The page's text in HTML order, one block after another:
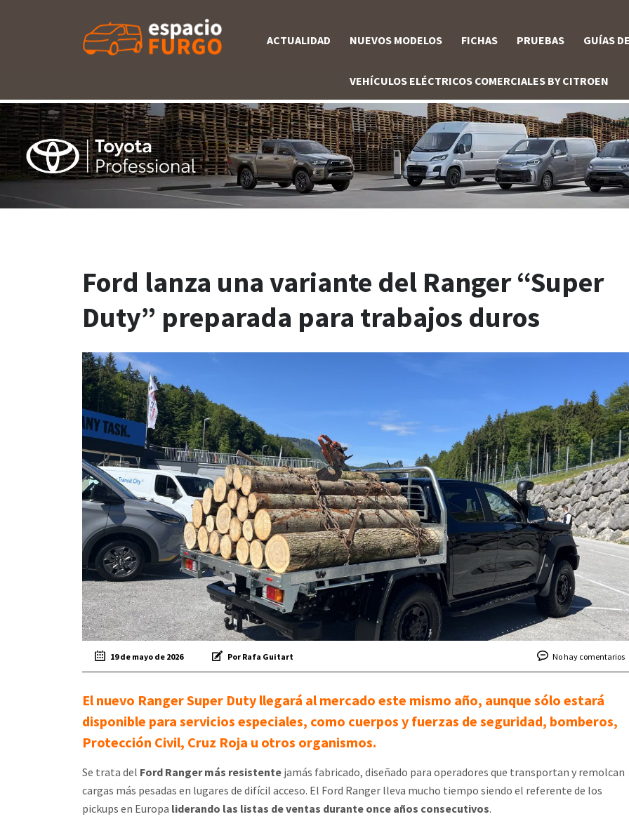
ACTUALIDAD NUEVOS MODELOS FICHAS PRUEBAS GUÍAS
VEHÍCULOS ELÉCTRICOS COMERCIALES BY CITROEN
Ford lanza una variante del Ranger “Super
Duty” preparada para trabajos duros
19 de mayo de 2026 Por Rafa Guitart No hay comentarios
El nuevo Ranger Super Duty llegará al mercado este mismo año, aunque sólo estará
disponible para servicios especiales, como cuerpos y fuerzas de seguridad, bomberos,
Protección Civil, Cruz Roja u otros organismos.
Se trata del Ford Ranger más resistente jamás fabricado, diseñado para operadores que transportan y remolcan
cargas más pesadas en lugares de difícil acceso. El Ford Ranger lleva mucho tiempo siendo el referente de los
pickups en Europa liderando las listas de ventas durante once años consecutivos.